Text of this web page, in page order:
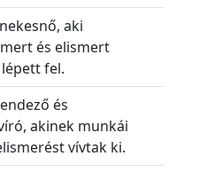
aki
és elismert
fel.
és
akinek munkái
vívtak ki.